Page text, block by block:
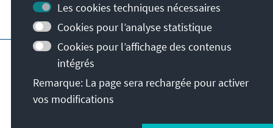
Visitez aussi
Impressum
Protection des données
Conditions d'utilisation
Déclaration d'accessibilité
Barriere melden
© Konrad-Adenauer-Stiftung e.V. 2026
Les cookies techniques nécessaires
Cookies pour l’analyse statistique
Cookies pour l’affichage des contenus
intégrés
Remarque: La page sera rechargée pour activer
vos modifications